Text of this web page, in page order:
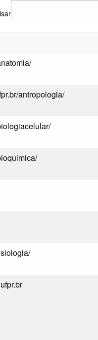
antropologia/